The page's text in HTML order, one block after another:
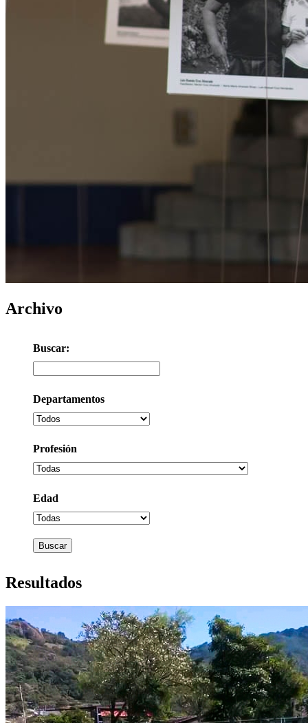
Archivo
Buscar:
Departamentos
Profesión
Profesión
Edad
Edad
Resultados